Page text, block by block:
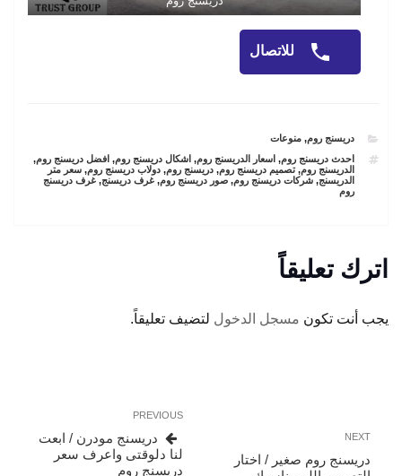
للاتصال
CATEGORIES
دريسنج روم,منوعات
TAGS
احدث دريسنج روم, اسعار الدريسنج روم, اشكال دريسنج روم, افضل دريسنج روم,
الدريسنج روم,تصميم دريسنج روم,دريسنج روم,دولاب دريسنج روم,سعر متر
الدريسنج,شركات دريسنج روم,صور دريسنج روم,غرف دريسنج,غرف دريسنج
روم
اترك تعليقاً
يجب أنت تكون مسجل الدخول لتضيف تعليقاً.
المقالات
Previous
Post
PREVIOUS
دريسنج مودرن / ابعت
لنا دلوقتى واعرف سعر
دريسنج روم
Next
Post
NEXT
دريسنج روم صغير / اختار